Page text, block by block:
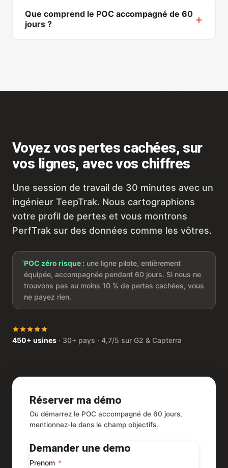
MES/ERP via API si vous en avez un.
grandes pertes cachées dans les deux
semaines du pilote. Valeo a atteint un ROI
Que comprend le POC accompagné de 60
jours ?
Voyez vos pertes cachées, sur
vos lignes, avec vos chiffres
Une session de travail de 30 minutes avec un
ingénieur TeepTrak. Nous cartographions
votre profil de pertes et vous montrons
PerfTrak sur des données comme les vôtres.
POC zéro risque : une ligne pilote, entièrement
équipée, accompagnée pendant 60 jours. Si nous ne
trouvons pas au moins 10 % de pertes cachées, vous
ne payez rien.
450+ usines · 30+ pays · 4,7/5 sur G2 & Capterra
Réserver ma démo
Ou démarrez le POC accompagné de 60 jours,
mentionnez-le dans le champ objectifs.
Demander une demo
Prenom *